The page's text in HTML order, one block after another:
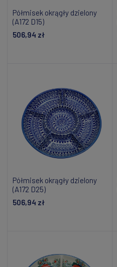
Półmisek okrągły dzielony
(A172 D15)
506,94 zł
Półmisek okrągły dzielony
(A172 D25)
506,94 zł